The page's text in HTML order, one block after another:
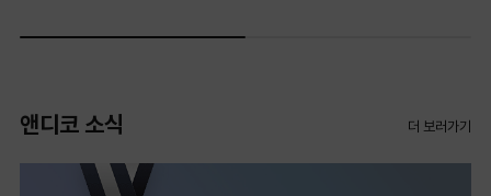
앤디코 소식 더 보러가기